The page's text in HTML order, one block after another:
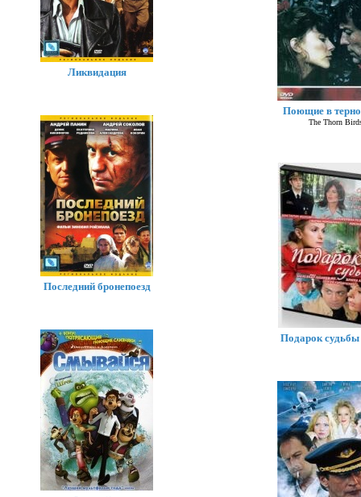
Поющие в
The Thorn
Подарок судьбы
Ликвидация
Последний бронепоезд